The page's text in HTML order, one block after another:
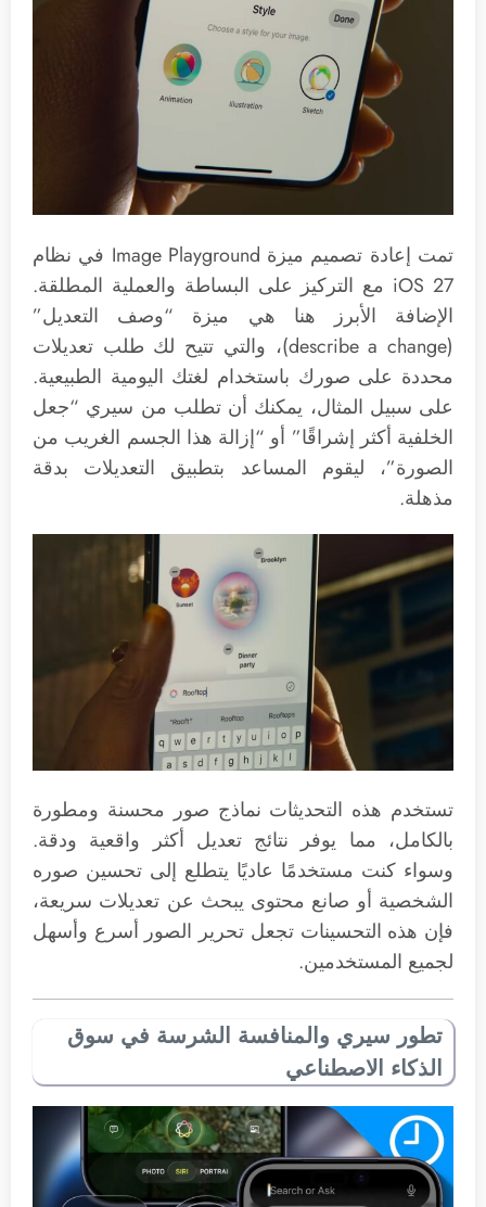
تمت إعادة تصميم ميزة Image Playground في نظام
iOS 27 مع التركيز على البساطة والعملية المطلقة.
الإضافة الأبرز هنا هي ميزة “وصف التعديل”
(describe a change)، والتي تتيح لك طلب تعديلات
محددة على صورك باستخدام لغتك اليومية الطبيعية.
على سبيل المثال، يمكنك أن تطلب من سيري “جعل
الخلفية أكثر إشراقًا” أو “إزالة هذا الجسم الغريب من
الصورة”، ليقوم المساعد بتطبيق التعديلات بدقة
مذهلة.
تستخدم هذه التحديثات نماذج صور محسنة ومطورة
بالكامل، مما يوفر نتائج تعديل أكثر واقعية ودقة.
وسواء كنت مستخدمًا عاديًا يتطلع إلى تحسين صوره
الشخصية أو صانع محتوى يبحث عن تعديلات سريعة،
فإن هذه التحسينات تجعل تحرير الصور أسرع وأسهل
لجميع المستخدمين.
تطور سيري والمنافسة الشرسة في سوق
الذكاء الاصطناعي